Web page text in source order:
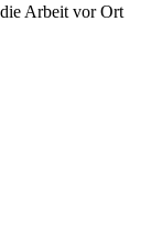
Arbeit vor Ort